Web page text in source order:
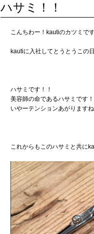
ハサミ！！
こんちわー！kautiのカツミで
kautiに入社してとうとうこの
ハサミです！！
美容師の命であるハサミです
いやーテンションあがります
これからもこのハサミと共に